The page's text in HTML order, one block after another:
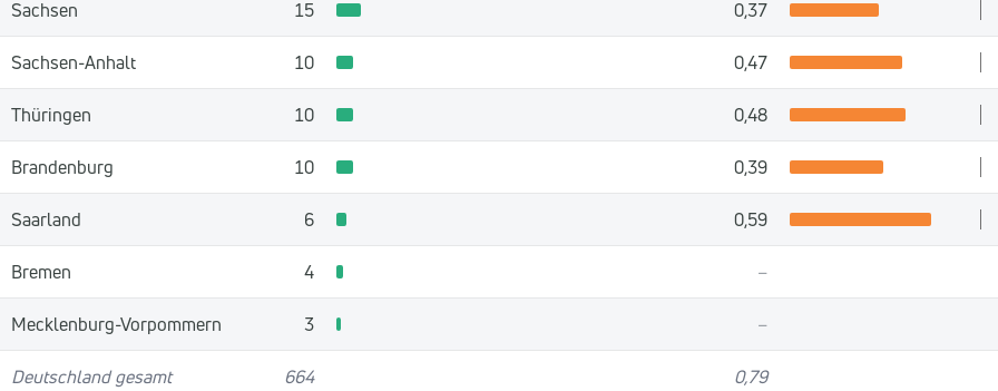
Sachsen 15 0,37
Sachsen-Anhalt 10 0,47
Thüringen 10 0,48
Brandenburg 10 0,39
Saarland 6 0,59
Bremen 4 –
Mecklenburg-Vorpommern 3 –
Deutschland gesamt 664 0,79